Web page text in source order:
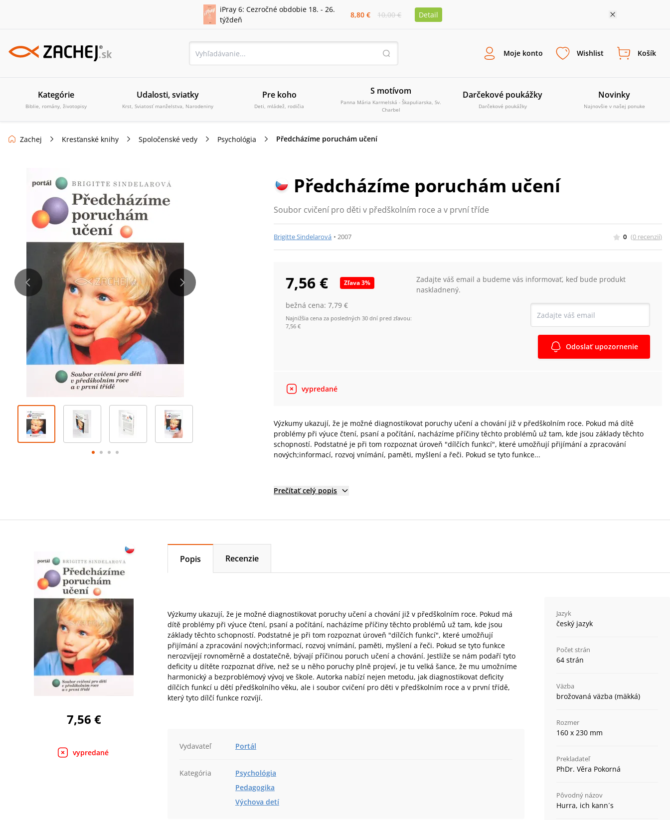
iPray 6: Cezročné obdobie 18. - 26.
týždeň
8,80 € 10,00 € Detail
Moje konto Wishlist Košík
Kategórie
Biblie, romány, životopisy
Udalosti, sviatky
Krst, Sviatosť manželstva, Narodeniny
Pre koho
Deti, mládež, rodičia
S motívom
Panna Mária Karmelská - Škapuliarska, Sv.
Charbel
Darčekové poukážky
Darčekové poukážky
Novinky
Najnovšie v našej ponuke
Zachej Kresťanské knihy Spoločenské vedy Psychológia Předcházíme poruchám učení
Předcházíme poruchám učení
Soubor cvičení pro děti v předškolním roce a v první tříde
Brigitte Sindelarová •2007 0 (0 recenzií)
7,56 € Zľava3%
bežná cena:7,79 €
Najnižšia cena za posledných 30 dní pred zľavou:
7,56 €
Zadajte váš email a budeme vás informovať, keď bude produkt
naskladnený.
Odoslať upozornenie
vypredané
Výzkumy ukazují, že je možné diagnostikovat poruchy učení a chování již v předškolním roce. Pokud má dítě
problémy při výuce čtení, psaní a počítání, nacházíme příčiny těchto problémů už tam, kde jsou základy těchto
schopností. Podstatné je při tom rozpoznat úroveň "dílčích funkcí", které umožňují přijímání a zpracování
nových;informací, rozvoj vnímání, paměti, myšlení a řeči. Pokud se tyto funkce...
Prečítať celý popis
7,56 €
vypredané
Popis Recenzie
Výzkumy ukazují, že je možné diagnostikovat poruchy učení a chování již v předškolním roce. Pokud má
dítě problémy při výuce čtení, psaní a počítání, nacházíme příčiny těchto problémů už tam, kde jsou
základy těchto schopností. Podstatné je při tom rozpoznat úroveň "dílčích funkcí", které umožňují
přijímání a zpracování nových;informací, rozvoj vnímání, paměti, myšlení a řeči. Pokud se tyto funkce
nerozvíjejí rovnoměrně a dostatečně, bývají příčinou poruch učení a chování. Jestliže se nám podaří tyto
deficity u dítěte rozpoznat dříve, než se u něho poruchy plně projeví, je tu velká šance, že mu umožníme
harmonický a bezproblémový vývoj ve škole. Autorka nabízí nejen metodu, jak diagnostikovat deficity
dílčích funkcí u dětí předškolního věku, ale i soubor cvičení pro děti v předškolním roce a v první třídě,
který tyto dílčí funkce rozvíjí.
Vydavateľ Portál
Kategória
Psychológia
Pedagogika
Výchova detí
Jazyk
český jazyk
Počet strán
64 strán
Väzba
brožovaná väzba (mäkká)
Rozmer
160 x 230 mm
Prekladateľ
PhDr. Věra Pokorná
Pôvodný názov
Hurra, ich kann´s